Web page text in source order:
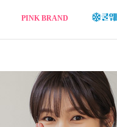
PINK BRAND